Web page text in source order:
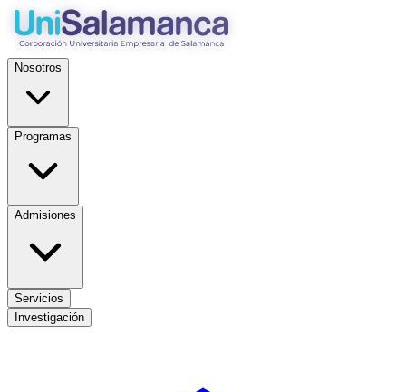
Nosotros
Programas
Admisiones
Servicios
Investigación